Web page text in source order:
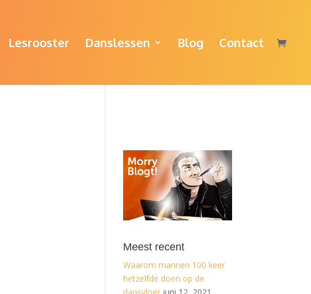
Lesrooster Danslessen Blog Contact
Meest recent
Waarom mannen 100 keer
hetzelfde doen op de